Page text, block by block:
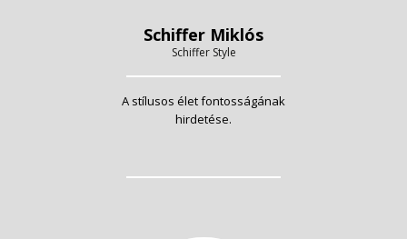
Schiffer Miklós
Schiffer Style
A stílusos élet fontosságának
hirdetése.